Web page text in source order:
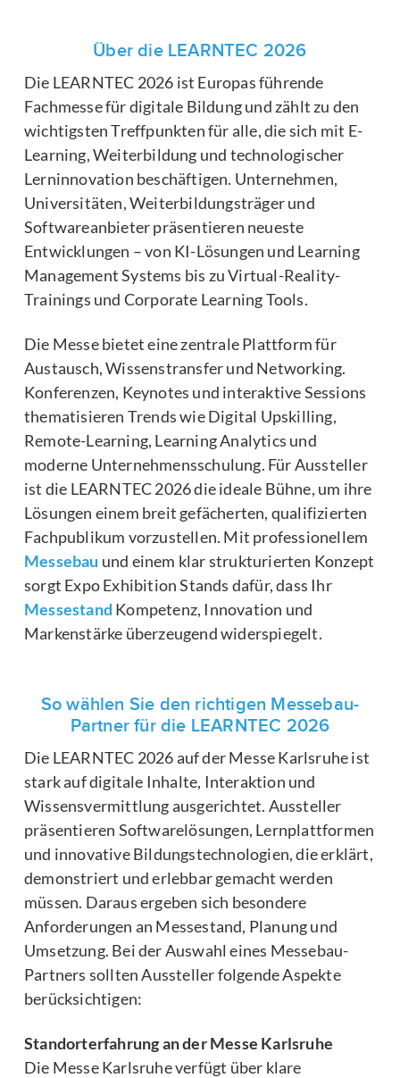
Über die LEARNTEC 2026
Die LEARNTEC 2026 ist Europas führende
Fachmesse für digitale Bildung und zählt zu den
wichtigsten Treffpunkten für alle, die sich mit E-
Learning, Weiterbildung und technologischer
Lerninnovation beschäftigen. Unternehmen,
Universitäten, Weiterbildungsträger und
Softwareanbieter präsentieren neueste
Entwicklungen – von KI-Lösungen und Learning
Management Systems bis zu Virtual-Reality-
Trainings und Corporate Learning Tools.
Die Messe bietet eine zentrale Plattform für
Austausch, Wissenstransfer und Networking.
Konferenzen, Keynotes und interaktive Sessions
thematisieren Trends wie Digital Upskilling,
Remote-Learning, Learning Analytics und
moderne Unternehmensschulung. Für Aussteller
ist die LEARNTEC 2026 die ideale Bühne, um ihre
Lösungen einem breit gefächerten, qualifizierten
Fachpublikum vorzustellen. Mit professionellem
Messebau und einem klar strukturierten Konzept
sorgt Expo Exhibition Stands dafür, dass Ihr
Messestand Kompetenz, Innovation und
Markenstärke überzeugend widerspiegelt.
So wählen Sie den richtigen Messebau-
Partner für die LEARNTEC 2026
Die LEARNTEC 2026 auf der Messe Karlsruhe ist
stark auf digitale Inhalte, Interaktion und
Wissensvermittlung ausgerichtet. Aussteller
präsentieren Softwarelösungen, Lernplattformen
und innovative Bildungstechnologien, die erklärt,
demonstriert und erlebbar gemacht werden
müssen. Daraus ergeben sich besondere
Anforderungen an Messestand, Planung und
Umsetzung. Bei der Auswahl eines Messebau-
Partners sollten Aussteller folgende Aspekte
berücksichtigen:
Standorterfahrung an der Messe Karlsruhe
Die Messe Karlsruhe verfügt über klare